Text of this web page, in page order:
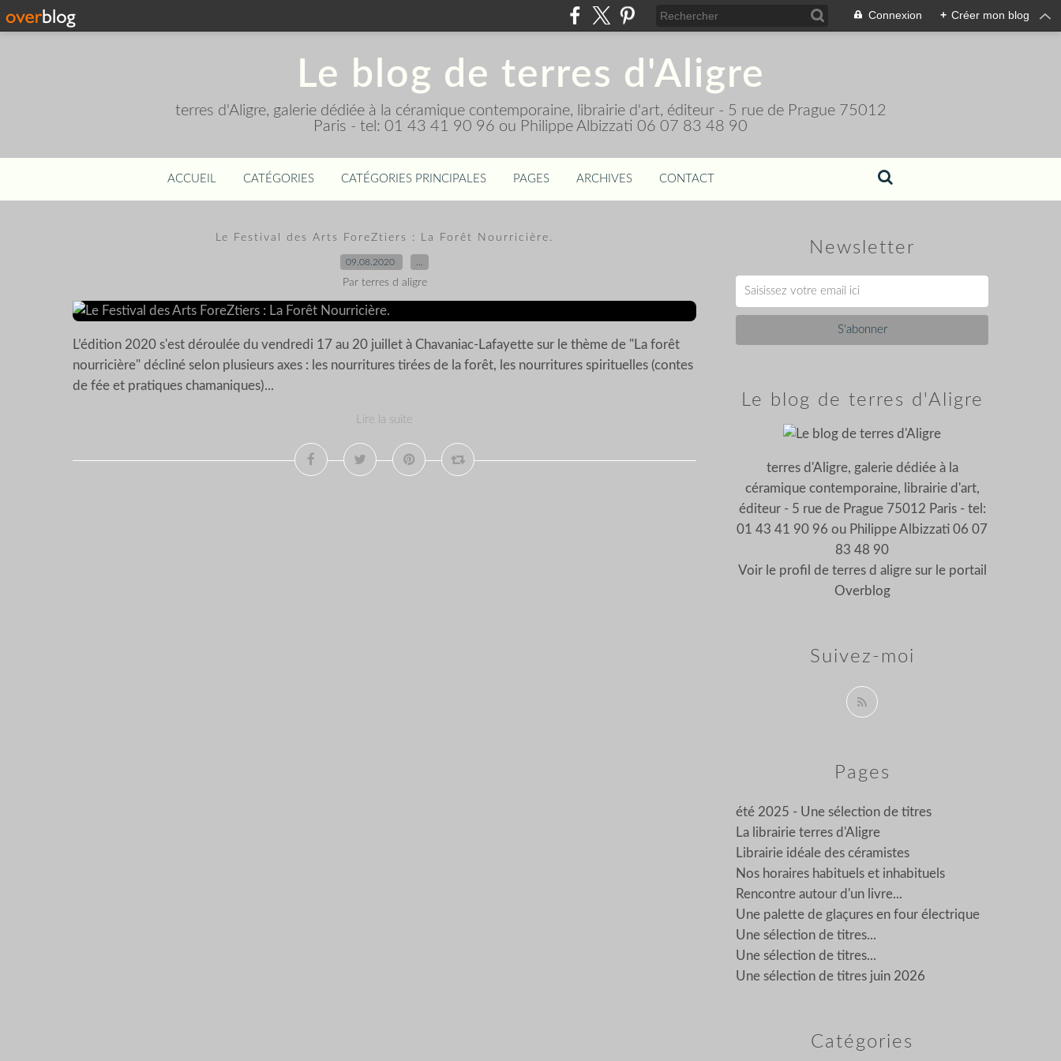
Connexion + Créer mon blog
Le blog de terres d'Aligre
terres d'Aligre, galerie dédiée à la céramique contemporaine, librairie d'art, éditeur - 5 rue de Prague 75012
Paris - tel: 01 43 41 90 96 ou Philippe Albizzati 06 07 83 48 90
ACCUEIL CATÉGORIES CATÉGORIES PRINCIPALES PAGES ARCHIVES CONTACT
Le Festival des Arts ForeZtiers : La Forêt Nourricière.
09.08.2020
Par terres d aligre
L’édition 2020 s'est déroulée du vendredi 17 au 20 juillet à Chavaniac-Lafayette sur le thème de "La forêt
nourricière" décliné selon plusieurs axes : les nourritures tirées de la forêt, les nourritures spirituelles (contes
de fée et pratiques chamaniques)...
Lire la suite
Newsletter
Catégories
Pages
été 2025 - Une sélection de titres
La librairie terres d'Aligre
Librairie idéale des céramistes
Nos horaires habituels et inhabituels
Rencontre autour d'un livre...
Une palette de glaçures en four électrique
Une sélection de titres...
Une sélection de titres...
Une sélection de titres juin 2026
Le blog de terres d'Aligre
terres d'Aligre, galerie dédiée à la
céramique contemporaine, librairie d'art,
éditeur - 5 rue de Prague 75012 Paris - tel:
01 43 41 90 96 ou Philippe Albizzati 06 07
83 48 90
Voir le profil de terres d aligresur le portail
Overblog
Suivez-moi